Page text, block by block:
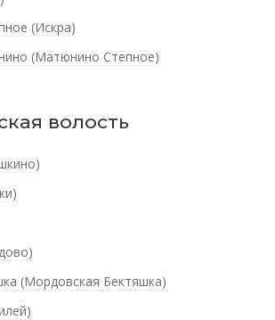
(Искра)
(Матюнино Степное)
волость
(Мордовская Бектяшка)